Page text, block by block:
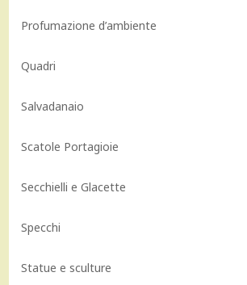
Profumazione d’ambiente
Quadri
Salvadanaio
Scatole Portagioie
Secchielli e Glacette
Specchi
Statue e sculture